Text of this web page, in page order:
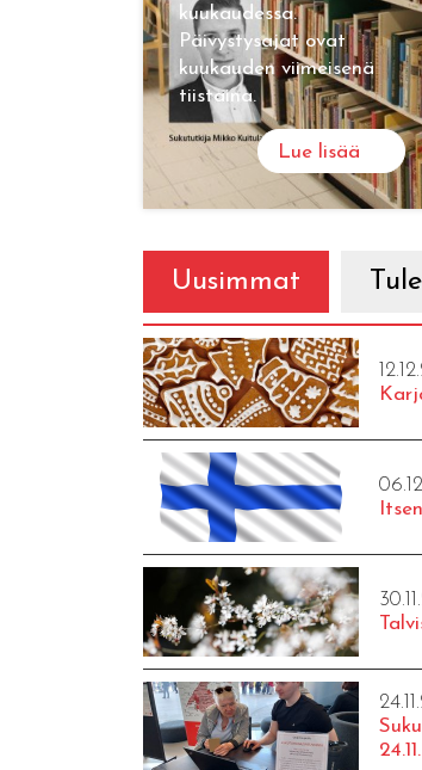
kuukaudessa.
Päivystysajat ovat
kuukauden viimeisenä
tiistaina.
Lue lisää
Uusimmat
24.11.